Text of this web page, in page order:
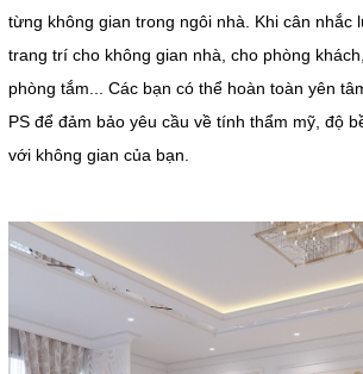
từng không gian trong ngôi nhà. Khi cân nhắc
trang trí cho không gian nhà, cho phòng
phòng tắm... Các bạn có thể hoàn toàn yên
PS để đảm bảo yêu cầu về tính thẩm mỹ, độ
với không gian của bạn.